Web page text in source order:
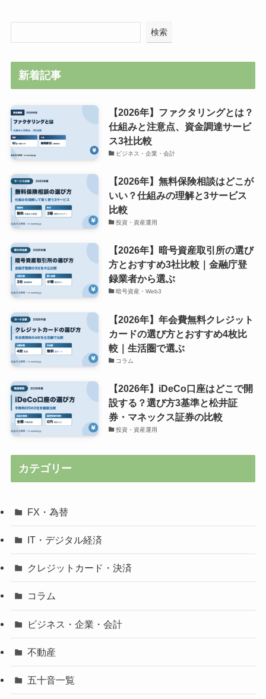
検索
新着記事
【2026年】ファクタリングとは？
仕組みと注意点、資金調達サービ
ス3社比較
ビジネス・企業・会計
【2026年】無料保険相談はどこが
いい？仕組みの理解と3サービス
比較
投資・資産運用
【2026年】暗号資産取引所の選び
方とおすすめ3社比較｜金融庁登
録業者から選ぶ
暗号資産・Web3
【2026年】年会費無料クレジット
カードの選び方とおすすめ4枚比
較｜生活圏で選ぶ
コラム
【2026年】iDeCo口座はどこで開
設する？選び方3基準と松井証
券・マネックス証券の比較
投資・資産運用
カテゴリー
FX・為替
IT・デジタル経済
クレジットカード・決済
コラム
ビジネス・企業・会計
不動産
五十音一覧